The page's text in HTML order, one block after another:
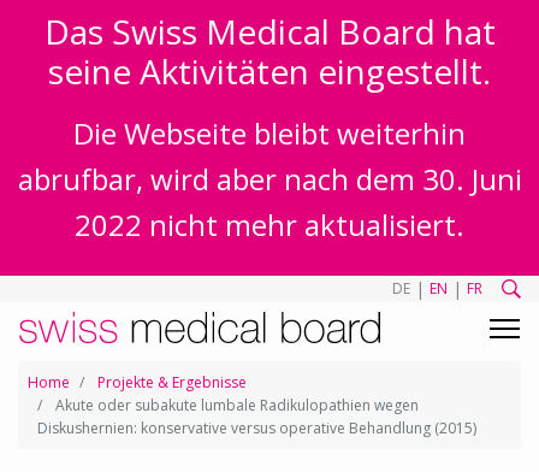
Das Swiss Medical Board hat
seine Aktivitäten eingestellt.
Die Webseite bleibt weiterhin
abrufbar, wird aber nach dem 30. Juni
2022 nicht mehr aktualisiert.
DE | EN | FR
Home
Projekte & Ergebnisse
Akute oder subakute lumbale Radikulopathien wegen
Diskushernien: konservative versus operative Behandlung (2015)